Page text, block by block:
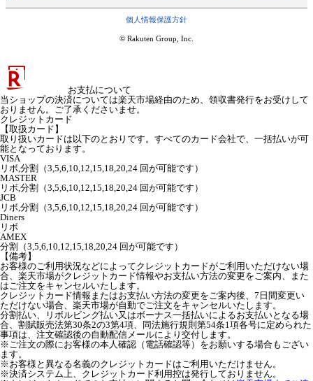
個人情報保護方針
© Rakuten Group, Inc.
お支払について
当ショップの決済については楽天市場経由のため、領収書発行をお受けして
おりません。ご了承くださいませ。
クレジットカード
【取扱カード】
取り扱いカードは以下のとおりです。すべてのカード会社で、一括払いが可
能となっております。
VISA
リボ,分割（3,5,6,10,12,15,18,20,24 回が可能です）
MASTER
リボ,分割（3,5,6,10,12,15,18,20,24 回が可能です）
JCB
リボ,分割（3,5,6,10,12,15,18,20,24 回が可能です）
Diners
リボ
AMEX
分割（3,5,6,10,12,15,18,20,24 回が可能です）
【備考】
お客様のご利用状況などによってクレジットカードがご利用いただけない場
合、楽天市場がクレジットカード情報やお支払い方法の変更をご案内、また
はご注文をキャンセルいたします。
クレジットカード情報またはお支払い方法の変更をご案内後、7日間変更い
ただけない場合、楽天市場が自動でご注文をキャンセルいたします。
分割払い、リボルビング払い又はボーナス一括払いによるお支払いとなる場
合、割賦販売法第30条2の3第4項、同法施行規則第54条1項各号に定められた
事項は、注文確認後の自動配信メールにより交付します。
※ご注文の際にお客様の本人確認（電話確認等）をお願いする場合もござい
ます。
※お客様と異なる名義のクレジットカードはご利用いただけません。
※決済システム上、クレジットカード利用控は発行しておりません。